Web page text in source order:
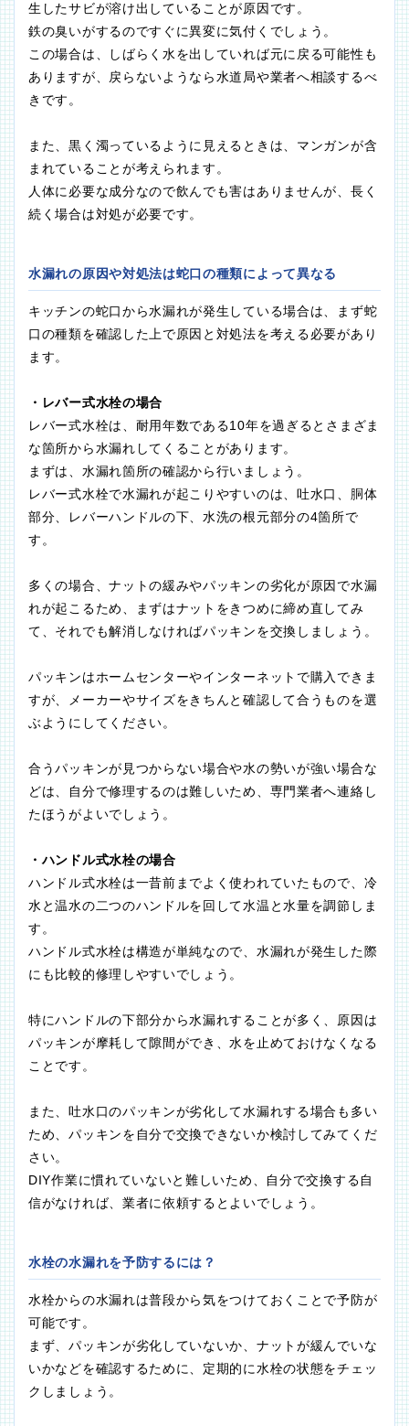
生したサビが溶け出していることが原因です。
鉄の臭いがするのですぐに異変に気付くでしょう。
この場合は、しばらく水を出していれば元に戻る可能性も
ありますが、戻らないようなら水道局や業者へ相談するべ
きです。
また、黒く濁っているように見えるときは、マンガンが含
まれていることが考えられます。
人体に必要な成分なので飲んでも害はありませんが、長く
続く場合は対処が必要です。
水漏れの原因や対処法は蛇口の種類によって異なる
キッチンの蛇口から水漏れが発生している場合は、まず蛇
口の種類を確認した上で原因と対処法を考える必要があり
ます。
・レバー式水栓の場合
レバー式水栓は、耐用年数である10年を過ぎるとさまざま
な箇所から水漏れしてくることがあります。
まずは、水漏れ箇所の確認から行いましょう。
レバー式水栓で水漏れが起こりやすいのは、吐水口、胴体
部分、レバーハンドルの下、水洗の根元部分の4箇所で
す。
多くの場合、ナットの緩みやパッキンの劣化が原因で水漏
れが起こるため、まずはナットをきつめに締め直してみ
て、それでも解消しなければパッキンを交換しましょう。
パッキンはホームセンターやインターネットで購入できま
すが、メーカーやサイズをきちんと確認して合うものを選
ぶようにしてください。
合うパッキンが見つからない場合や水の勢いが強い場合な
どは、自分で修理するのは難しいため、専門業者へ連絡し
たほうがよいでしょう。
・ハンドル式水栓の場合
ハンドル式水栓は一昔前までよく使われていたもので、冷
水と温水の二つのハンドルを回して水温と水量を調節しま
す。
ハンドル式水栓は構造が単純なので、水漏れが発生した際
にも比較的修理しやすいでしょう。
特にハンドルの下部分から水漏れすることが多く、原因は
パッキンが摩耗して隙間ができ、水を止めておけなくなる
ことです。
また、吐水口のパッキンが劣化して水漏れする場合も多い
ため、パッキンを自分で交換できないか検討してみてくだ
さい。
DIY作業に慣れていないと難しいため、自分で交換する自
信がなければ、業者に依頼するとよいでしょう。
水栓の水漏れを予防するには？
水栓からの水漏れは普段から気をつけておくことで予防が
可能です。
まず、パッキンが劣化していないか、ナットが緩んでいな
いかなどを確認するために、定期的に水栓の状態をチェッ
クしましょう。